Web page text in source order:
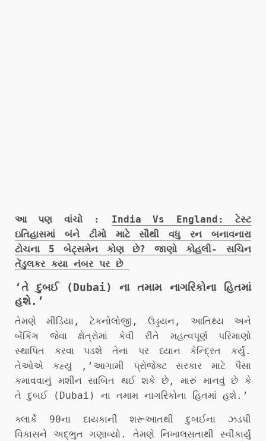
આ પણ વાંચો : India Vs England: ટેસ્ટ
ઇતિહાસમાં બંને ટીમો માટે સૌથી વધુ રન બનાવનારા
ટોચના 5 બેટ્સમેન કોણ છે? જાણો કોહલી- સચિન
તેંડુલકર કયા નંબર પર છે
‘તે દુબઈ (Dubai) ના તમામ નાગરિકોના હિતમાં
હશે.’
તેમણે મીડિયા, ટેકનોલોજી, ઉડ્ડયન, આતિથ્ય અને
બેંકિંગ જેવા ક્ષેત્રોમાં કેવી રીતે મહત્વપૂર્ણ પરિમાણો
સ્થાપિત કરવા પડશે તેના પર ધ્યાન કેન્દ્રિત કર્યું.
તેઓએ કહ્યું ,’આગામી પ્રોજેક્ટ સરકાર માટે પૈસા
કમાવવાનું મશીન સાબિત થઈ શકે છે, મારું માનવું છે કે
તે દુબઈ (Dubai) ના તમામ નાગરિકોના હિતમાં હશે.’
ક્લાર્કે 90ના દાયકાની શરૂઆતથી દુબઈના ઝડપી
વિકાસને અદ્ભુત ગણાવ્યો. તેમણે નિખાલસતાથી સ્વીકાર્યું